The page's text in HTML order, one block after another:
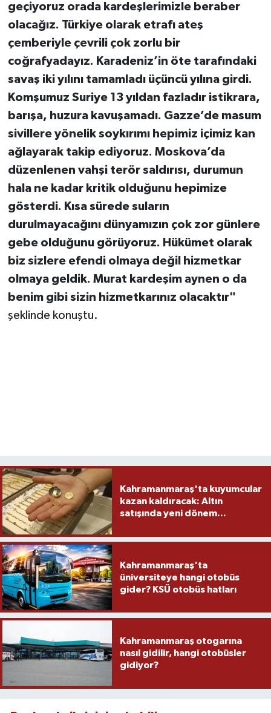
geçiyoruz orada kardeşlerimizle beraber
olacağız. Türkiye olarak etrafı ateş
çemberiyle çevrili çok zorlu bir
coğrafyadayız. Karadeniz’in öte tarafındaki
savaş iki yılını tamamladı üçüncü yılına girdi.
Komşumuz Suriye 13 yıldan fazladır istikrara,
barışa, huzura kavuşamadı. Gazze’de masum
sivillere yönelik soykırımı hepimiz içimiz kan
ağlayarak takip ediyoruz. Moskova’da
düzenlenen vahşi terör saldırısı, durumun
hala ne kadar kritik olduğunu hepimize
gösterdi. Kısa sürede suların
durulmayacağını dünyamızın çok zor günlere
gebe olduğunu görüyoruz. Hükümet olarak
biz sizlere efendi olmaya değil hizmetkar
olmaya geldik. Murat kardeşim aynen o da
benim gibi sizin hizmetkarınız olacaktır"
şeklinde konuştu.
Kahramanmaraş'ta kuyumcular
kazan kaldıracak: Altın
satışında yeni dönem...
Kahramanmaraş'ta
üniversiteye hangi otobüs
gider? KSÜ otobüs hatları
Kahramanmaraş otogarına
nasıl gidilir, hangi otobüsler
gidiyor?